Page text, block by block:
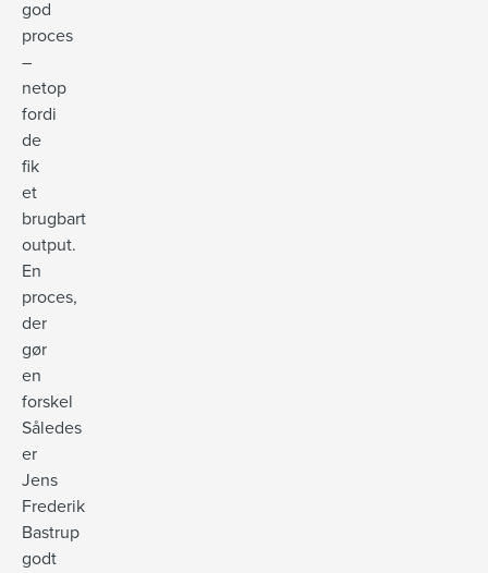
god
proces
–
netop
fordi
de
fik
et
brugbart
output.
En
proces,
der
gør
en
forskel
Således
er
Jens
Frederik
Bastrup
godt